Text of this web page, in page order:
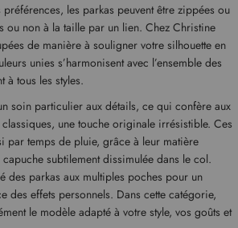
préférences, les parkas peuvent être zippées ou
ou non à la taille par un lien. Chez Christine
de manière à souligner votre silhouette en
unies s’harmonisent avec l’ensemble des
à tous les styles.
soin particulier aux détails, ce qui confère aux
une touche originale irrésistible. Ces
par temps de pluie, grâce à leur matière
subtilement dissimulée dans le col.
des parkas aux multiples poches pour un
des effets personnels. Dans cette catégorie,
le modèle adapté à votre style, vos goûts et